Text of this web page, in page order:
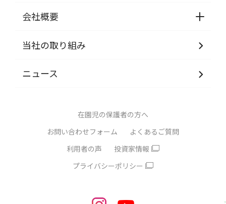
会社概要
当社の取り組み
ニュース
在園児の保護者の方へ
お問い合わせフォーム
よくあるご質問
利用者の声
投資家情報
プライバシーポリシー